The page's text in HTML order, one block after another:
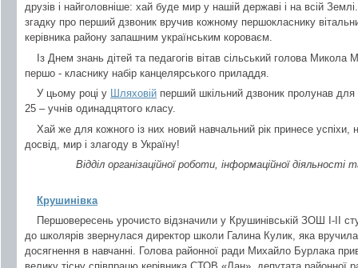
друзів і найголовніше: хай буде мир у нашій державі і на всій
згадку про перший дзвоник вручив кожному першокласнику
керівника району запашним українським короваєм.
Із Днем знань дітей та педагогів вітав сільський голова
першо - класнику набір канцелярського приладдя.
У цьому році у Шляховій перший шкільний дзвоник пролунав для
25 – учнів одинадцятого класу.
Хай же для кожного із них новий навчальний рік принесе успіхи,
досвід, мир і злагоду в Україну!
Відділ організаційної роботи, інформаційної
Крушинівка
Першовересень урочисто відзначили у Крушинівській ЗОШ І-ІІ
до школярів звернулася директор школи Галина Кулик, яка
досягнення в навчанні. Голова районної ради Михайло Бурлака